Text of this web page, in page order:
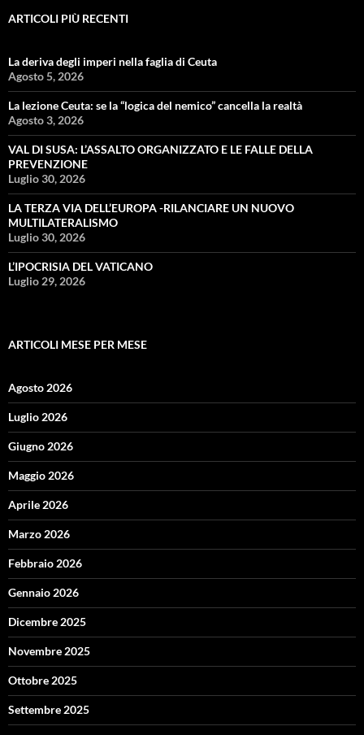
ARTICOLI PIÙ RECENTI
La deriva degli imperi nella faglia di Ceuta
Agosto 5, 2026
La lezione Ceuta: se la “logica del nemico” cancella la realtà
Agosto 3, 2026
VAL DI SUSA: L’ASSALTO ORGANIZZATO E LE FALLE DELLA
PREVENZIONE
Luglio 30, 2026
LA TERZA VIA DELL’EUROPA -RILANCIARE UN NUOVO
MULTILATERALISMO
Luglio 30, 2026
L’IPOCRISIA DEL VATICANO
Luglio 29, 2026
ARTICOLI MESE PER MESE
Agosto 2026
Luglio 2026
Giugno 2026
Maggio 2026
Aprile 2026
Marzo 2026
Febbraio 2026
Gennaio 2026
Dicembre 2025
Novembre 2025
Ottobre 2025
Settembre 2025